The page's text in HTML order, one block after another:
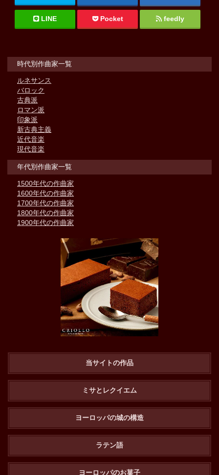
LINE Pocket feedly
時代別作曲家一覧
ルネサンス
バロック
古典派
ロマン派
印象派
新古典主義
近代音楽
現代音楽
年代別作曲家一覧
1500年代の作曲家
1600年代の作曲家
1700年代の作曲家
1800年代の作曲家
1900年代の作曲家
当サイトの作品
ミサとレクイエム
ヨーロッパの城の構造
ラテン語
ヨーロッパのお菓子